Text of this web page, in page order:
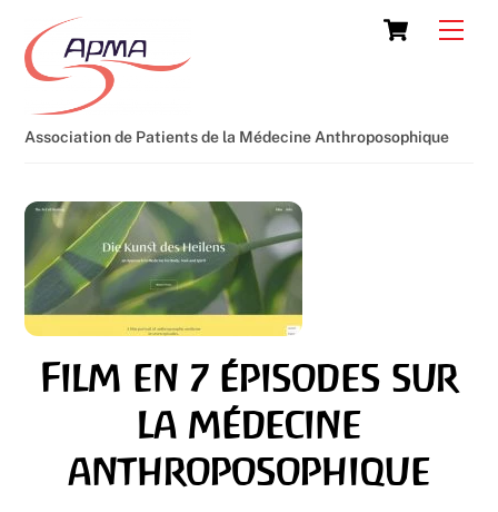
content
Cart
Association de Patients de la Médecine Anthroposophique
Film en 7 épisodes sur
la médecine
anthroposophique